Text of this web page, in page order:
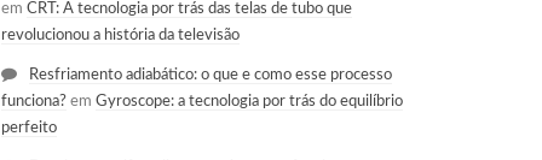
em CRT: A tecnologia por trás das telas de tubo que
revolucionou a história da televisão
Resfriamento adiabático: o que e como esse processo
funciona?em Gyroscope: a tecnologia por trás do equilíbrio
perfeito